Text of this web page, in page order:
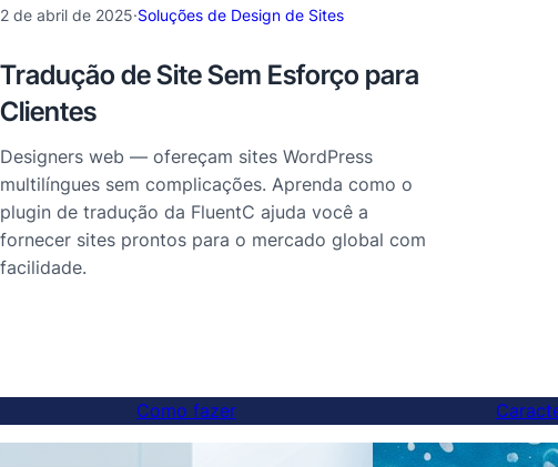
2 de abril de 2025·Soluções de Design de Sites
Tradução de Site Sem Esforço para
Clientes
Designers web — ofereçam sites WordPress
multilíngues sem complicações. Aprenda como o
plugin de tradução da FluentC ajuda você a
fornecer sites prontos para o mercado global com
facilidade.
Como fazer